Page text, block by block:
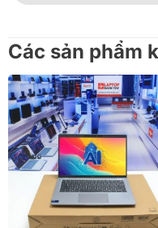
Các sản phẩm